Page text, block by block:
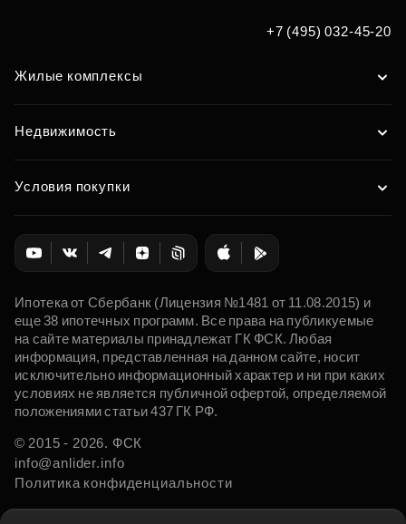
+7 (495) 032-45-20
Жилые комплексы
Недвижимость
Условия покупки
Ипотека от Сбербанк (Лицензия №1481 от 11.08.2015) и
еще 38 ипотечных программ. Все права на публикуемые
на сайте материалы принадлежат ГК ФСК. Любая
информация, представленная на данном сайте, носит
исключительно информационный характер и ни при каких
условиях не является публичной офертой, определяемой
положениями статьи 437 ГК РФ.
© 2015 - 2026. ФСК
info@anlider.info
Политика конфиденциальности